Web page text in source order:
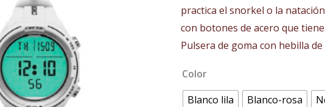
practica el snorkel o la
con botones de acero que
Pulsera de goma con hebilla
Color
Blanco lila
Blanco-rosa